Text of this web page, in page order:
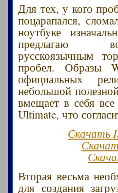
Для тех, у кого
поцарапался,
ноутбуке
предлагаю
русскоязычным
пробел.
официальных
небольшой
вмещает в себя
Ultimate, что
Скачать
Вторая весьма
для создания